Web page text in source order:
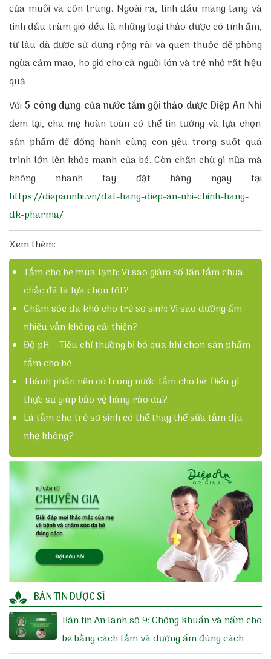
của muỗi và côn trùng. Ngoài ra, tinh dầu màng tang và
tinh dầu tràm gió đều là những loại thảo dược có tính ấm,
từ lâu đã được sử dụng rộng rãi và quen thuộc để phòng
ngừa cảm mạo, ho gió cho cả người lớn và trẻ nhỏ rất hiệu
quả.
Với5 công dụng của nước tắm gội thảo dược Diệp An Nhi
đem lại, cha mẹ hoàn toàn có thể tin tưởng và lựa chọn
sản phẩm để đồng hành cùng con yêu trong suốt quá
trình lớn lên khỏe mạnh của bé. Còn chần chừ gì nữa mà
không nhanh tay đặt hàng ngay tại
https://diepannhi.vn/dat-hang-diep-an-nhi-chinh-hang-
dk-pharma/
Xem thêm:
Tắm cho bé mùa lạnh: Vì sao giảm số lần tắm chưa
chắc đã là lựa chọn tốt?
Chăm sóc da khô cho trẻ sơ sinh: Vì sao dưỡng ẩm
nhiều vẫn không cải thiện?
Độ pH – Tiêu chí thường bị bỏ qua khi chọn sản phẩm
tắm cho bé
Thành phần nên có trong nước tắm cho bé: Điều gì
thực sự giúp bảo vệ hàng rào da?
Lá tắm cho trẻ sơ sinh có thể thay thế sữa tắm dịu
nhẹ không?
BẢN TIN DƯỢC SĨ
Bản tin An lành số 9: Chống khuẩn và nấm cho
bé bằng cách tắm và dưỡng ẩm đúng cách